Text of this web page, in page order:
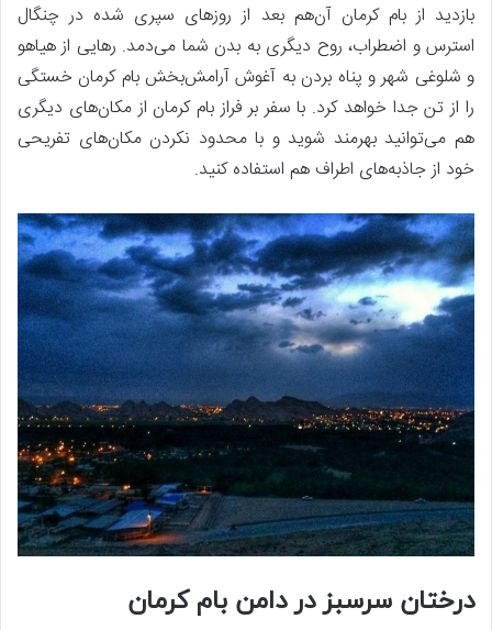
بازدید از بام کرمان آن‌هم بعد از روزهای سپری شده در چنگال
استرس و اضطراب، روح دیگری به بدن شما می‌دمد. رهایی از هیاهو
و شلوغی شهر و پناه بردن به آغوش آرامش‌بخش بام کرمان خستگی
را از تن جدا خواهد کرد. با سفر بر فراز بام کرمان از مکان‌های دیگری
هم می‌توانید بهرمند شوید و با محدود نکردن مکان‌های تفریحی
خود از جاذبه‌های اطراف هم استفاده کنید.
درختان سرسبز در دامن بام کرمان